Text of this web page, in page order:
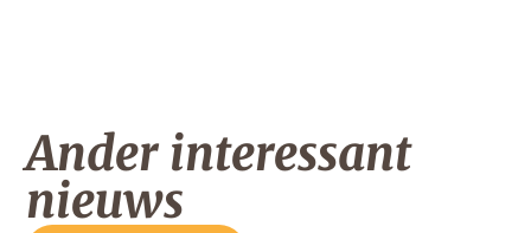
Ander interessant
nieuws